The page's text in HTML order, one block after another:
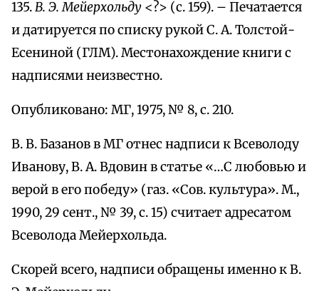
135.В. Э. Мейерхольду <?> (с. 159). – Печатается
и датируется по списку рукой С. А. Толстой-
Есениной (ГЛМ). Местонахождение книги с
надписями неизвестно.
Опубликовано: МГ, 1975, № 8, с. 210.
В. В. Базанов в МГ отнес надписи к Всеволоду
Иванову, В. А. Вдовин в статье «…С любовью и
верой в его победу» (газ. «Сов. культура». М.,
1990, 29 сент., № 39, с. 15) считает адресатом
Всеволода Мейерхольда.
Скорей всего, надписи обращены именно к В.